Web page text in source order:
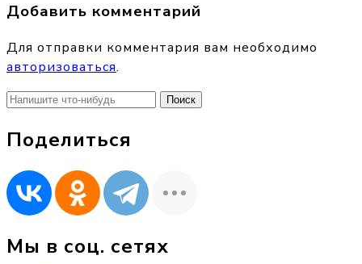
Добавить комментарий
Для отправки комментария вам необходимо
авторизоваться.
Найти:
Поделиться
Мы в соц. сетях